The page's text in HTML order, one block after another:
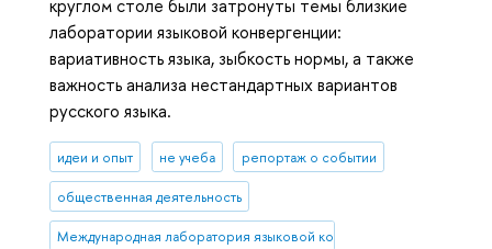
круглом столе были затронуты темы близкие
лаборатории языковой конвергенции:
вариативность языка, зыбкость нормы, а также
важность анализа нестандартных вариантов
русского языка.
идеи и опыт не учеба репортаж о событии
общественная деятельность
Международная лаборатория языковой конвергенции